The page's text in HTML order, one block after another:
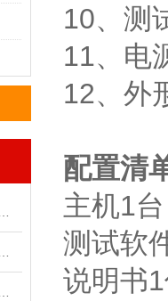
10、测
11、电
12、外
配置清
主机1
测试软
说明书